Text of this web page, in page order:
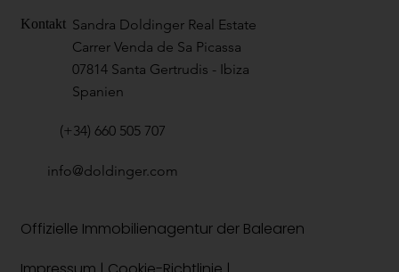
Offizielle Immobilienagentur der Balearen
Kontakt Sandra Doldinger Real Estate
Carrer Venda de Sa Picassa
07814 Santa Gertrudis - Ibiza
Spanien
(+34) 660 505 707
info@doldinger.com